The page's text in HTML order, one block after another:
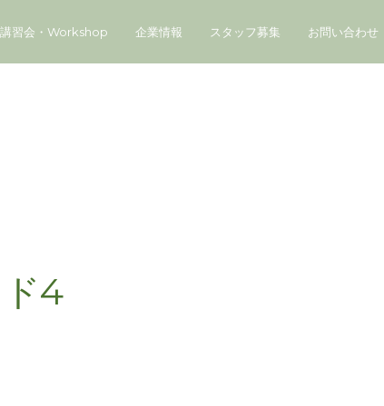
講習会・Workshop 企業情報 スタッフ募集 お問い合わせ
4